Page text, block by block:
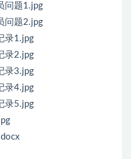
问题1.jpg
问题2.jpg
录1.jpg
录2.jpg
录3.jpg
录4.jpg
录5.jpg